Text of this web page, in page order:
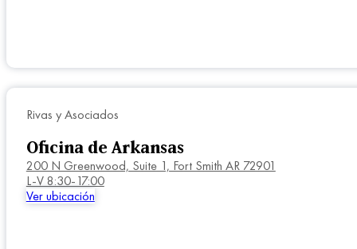
Rivas y Asociados
Oficina de Arkansas
200 N Greenwood, Suite 1, Fort Smith AR 72901
L-V 8:30-17:00
Ver ubicación